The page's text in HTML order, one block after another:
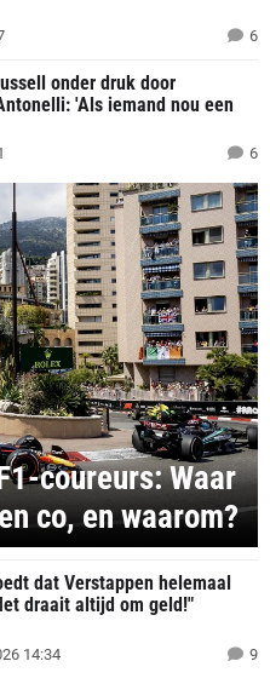
6
onder druk door
'Als iemand nou een
6
coureurs: Waar
co, en waarom?
dat Verstappen helemaal
draait altijd om geld!"
14:34 9